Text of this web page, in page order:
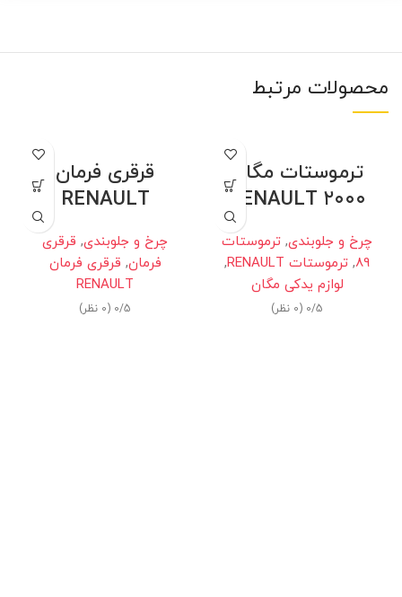
محصولات مرتبط
ترموستات مگان
۲۰۰۰ RENAULT
چرخ و جلوبندی, ترموستات
89
, ترموستات RENAULT
,
لوازم یدکی مگان
0/5 (0 نظر)
قرقری فرمان
RENAULT
چرخ و جلوبندی, قرقری
فرمان, قرقری فرمان
RENAULT
0/5 (0 نظر)